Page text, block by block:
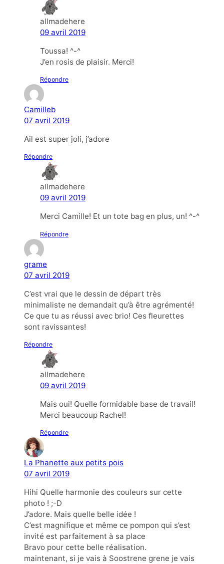
allmadehere
09 avril 2019
Toussa! ^-^
J’en rosis de plaisir. Merci!
Répondre
Camilleb
07 avril 2019
Ail est super joli, j’adore
Répondre
allmadehere
09 avril 2019
Merci Camille! Et un tote bag en plus, un! ^-^
Répondre
grame
07 avril 2019
C’est vrai que le dessin de départ très
minimaliste ne demandait qu’à être agrémenté!
Ce que tu as réussi avec brio! Ces fleurettes
sont ravissantes!
Répondre
allmadehere
09 avril 2019
Mais oui! Quelle formidable base de travail!
Merci beaucoup Rachel!
Répondre
La Phanette aux petits pois
07 avril 2019
Hihi Quelle harmonie des couleurs sur cette
photo ! ;-D
J’adore. Mais quelle belle idée !
C’est magnifique et même ce pompon qui s’est
invité est parfaitement à sa place
Bravo pour cette belle réalisation.
maintenant, si je vais à Soostrene grene je vais